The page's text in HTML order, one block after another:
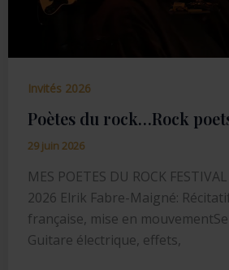
Invités 2026
Poètes du rock…Rock
29 juin 2026
MES POETES DU ROCK
2026 Elrik Fabre-Maigné:
française, mise en
Guitare électrique, effets,